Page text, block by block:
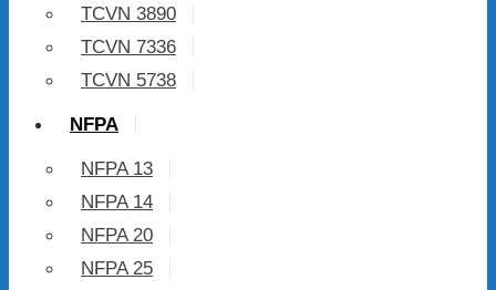
TCVN 3890
TCVN 7336
TCVN 5738
NFPA
NFPA 13
NFPA 14
NFPA 20
NFPA 25